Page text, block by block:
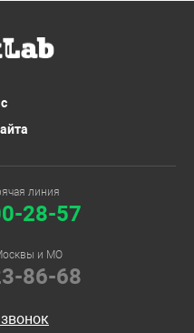
линия
28-57
и МО
86-68